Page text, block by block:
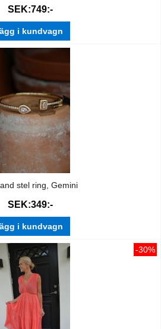
SEK:749:-
i kundvagn
stel ring, Gemini
SEK:349:-
i kundvagn
-30%